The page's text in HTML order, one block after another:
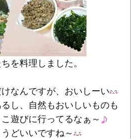
を料理しました。
なんですが、おいしーい
し、自然もおいしいものも
遊びに行ってるなぁ～
どいいですね～